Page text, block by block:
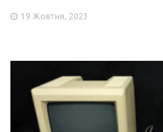
19 Жовтня, 2023